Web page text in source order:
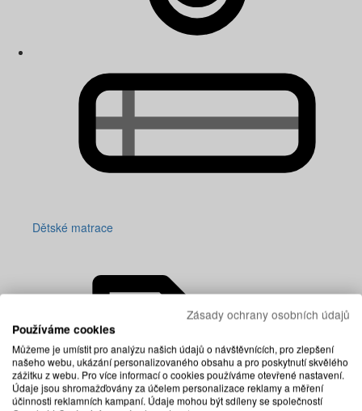
Dětské matrace
Zásady ochrany osobních údajů
Používáme cookies
Můžeme je umístit pro analýzu našich údajů o návštěvnících, pro zlepšení
našeho webu, ukázání personalizovaného obsahu a pro poskytnutí skvělého
zážitku z webu. Pro více informací o cookies používáme otevřené nastavení.
Údaje jsou shromažďovány za účelem personalizace reklamy a měření
účinnosti reklamních kampaní. Údaje mohou být sdíleny se společností